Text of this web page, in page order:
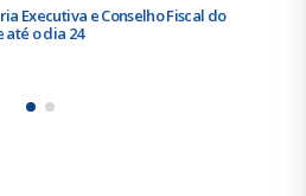
Executiva e Conselho Fiscal do
até o dia 24